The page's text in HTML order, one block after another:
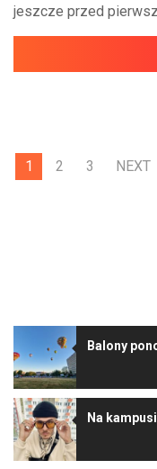
jeszcze przed
1 2 3 NEXT
Balony
Na